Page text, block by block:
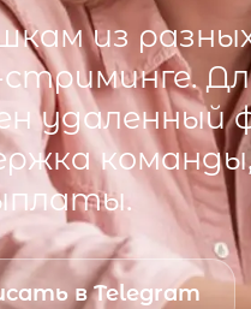
из
удаленный
в Telegram